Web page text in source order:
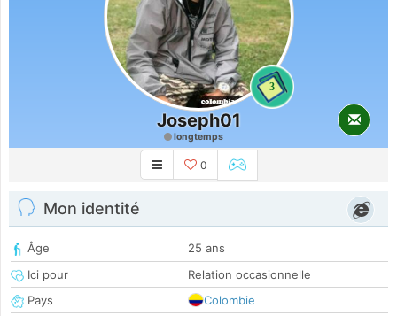
3
Joseph01
longtemps
0
Mon identité
Âge
25 ans
Ici pour
Relation occasionnelle
Pays
Colombie